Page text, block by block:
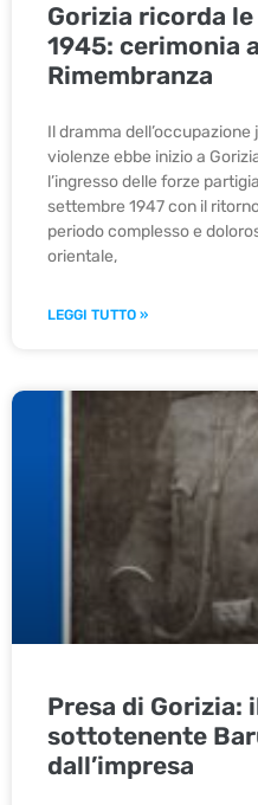
Gorizia ricorda
1945: cerimonia
Rimembranza
Il dramma
violenze ebbe inizio a
l’ingresso delle forze
settembre 1947 con il
periodo complesso e
orientale,
LEGGI TUTTO »
Presa di Gorizia:
sottotenente
dall’impresa